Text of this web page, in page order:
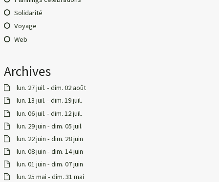
Solidarité
Voyage
Web
Archives
lun. 27 juil. - dim. 02 août
lun. 13 juil. - dim. 19 juil.
lun. 06 juil. - dim. 12 juil.
lun. 29 juin - dim. 05 juil.
lun. 22 juin - dim. 28 juin
lun. 08 juin - dim. 14 juin
lun. 01 juin - dim. 07 juin
lun. 25 mai - dim. 31 mai